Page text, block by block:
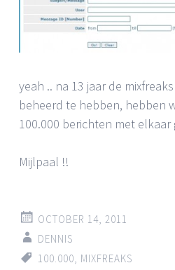
yeah .. na 13 jaar de
beheerd te hebben, hebben
100.000 berichten met elkaar
Mijlpaal !!
OCTOBER 14, 2011
DENNIS
100.000, MIXFREAKS